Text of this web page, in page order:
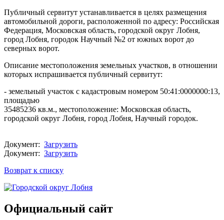
Публичный сервитут устанавливается в целях размещения
автомобильной дороги, расположенной по адресу: Российская
Федерация, Московская область, городской округ Лобня,
город Лобня, городок Научный №2 от южных ворот до
северных ворот.
Описание местоположения земельных участков, в отношении
которых испрашивается публичный сервитут:
- земельный участок с кадастровым номером 50:41:0000000:13,
площадью
35485236 кв.м., местоположение: Московская область,
городской округ Лобня, город Лобня, Научный городок.
Документ: Загрузить
Документ: Загрузить
Возврат к списку
Официальный сайт